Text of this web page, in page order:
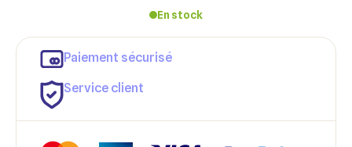
En stock
Paiement sécurisé
Service client